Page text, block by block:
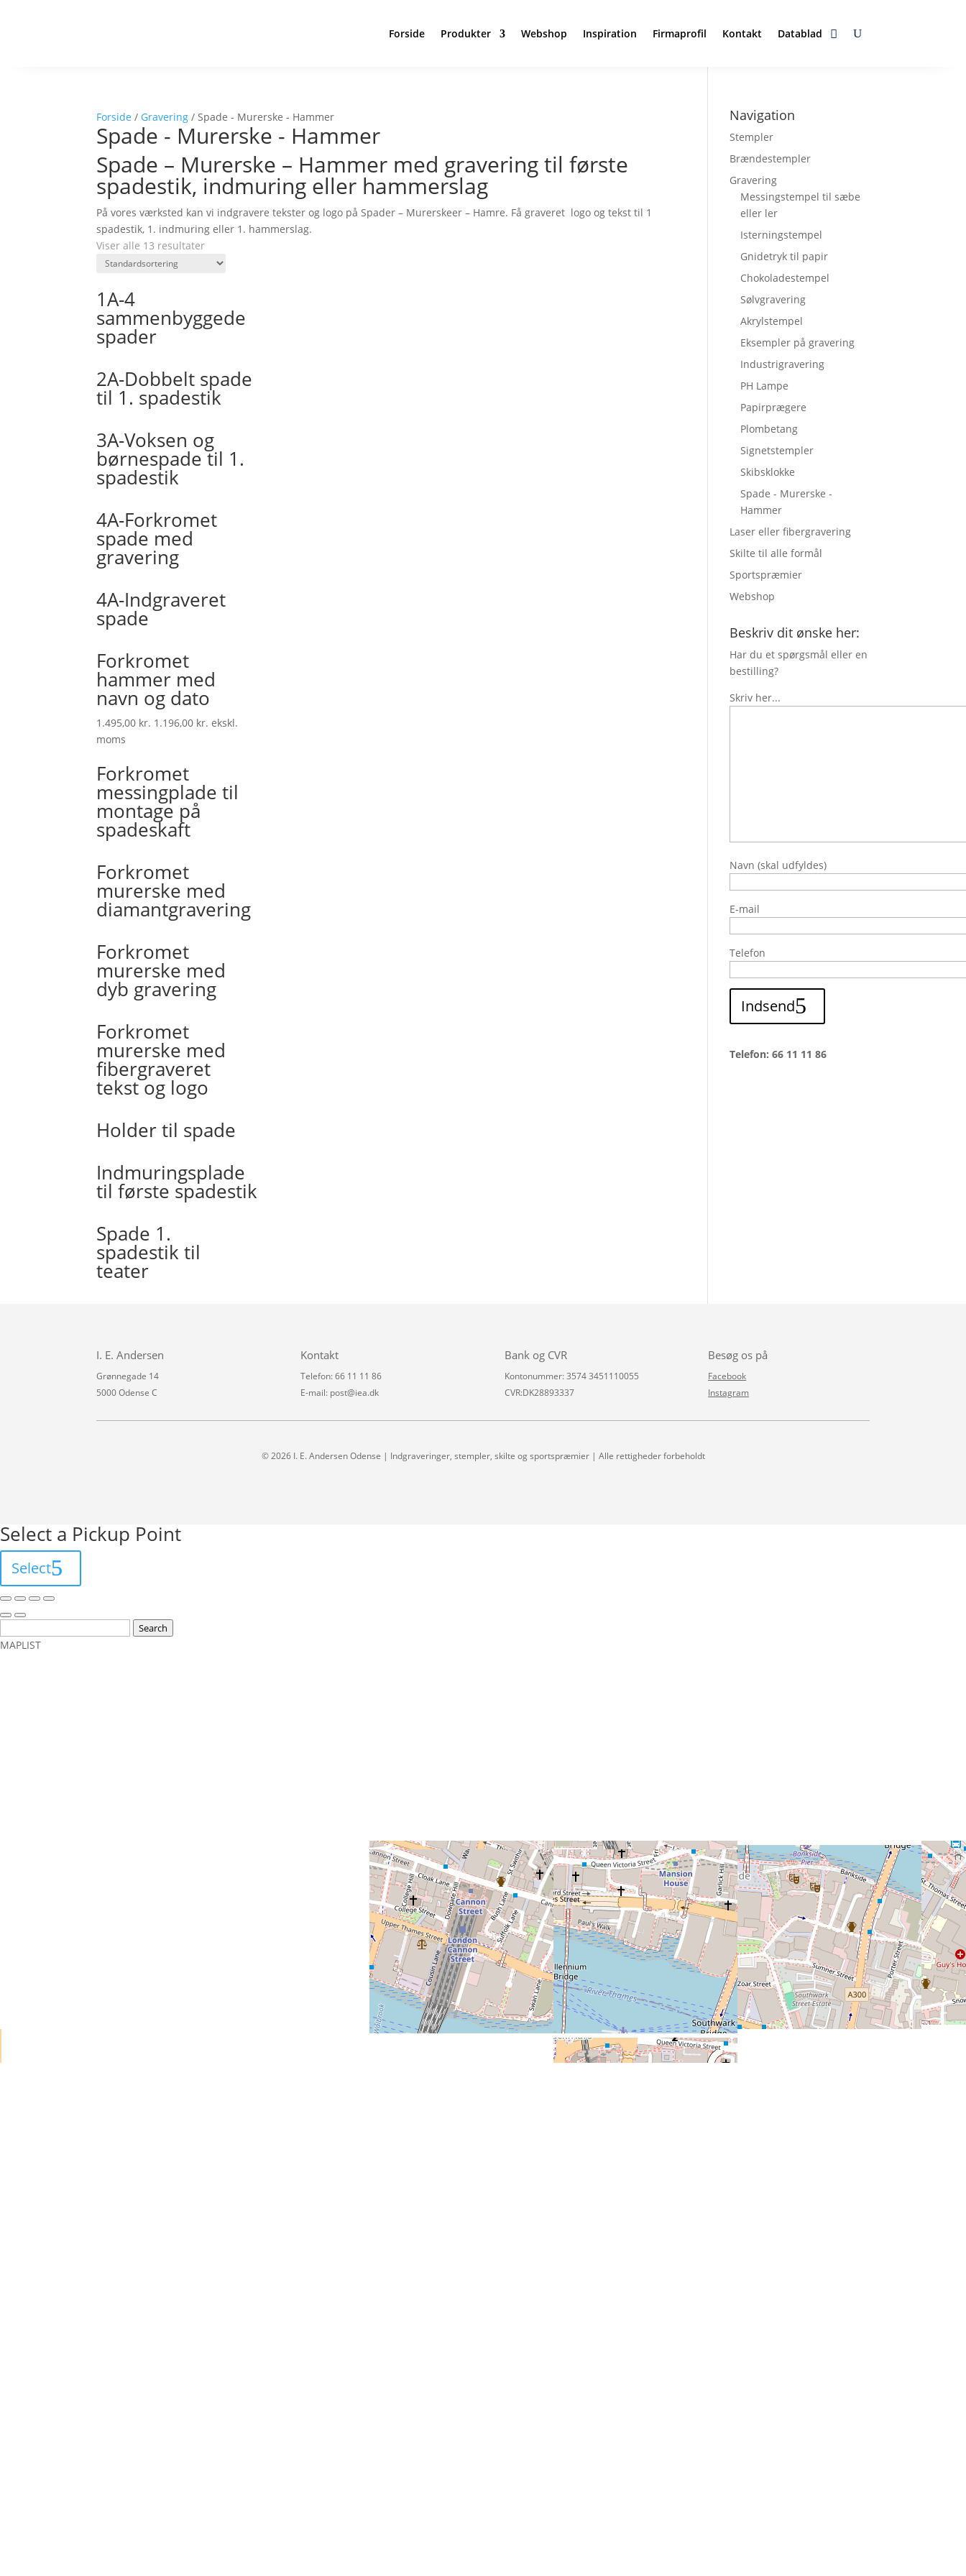
Forside Produkter Webshop Inspiration Firmaprofil Kontakt Datablad
Forside / Gravering / Spade - Murerske - Hammer
Spade - Murerske - Hammer
Spade – Murerske – Hammer med gravering til første
spadestik, indmuring eller hammerslag
På vores værksted kan vi indgravere tekster og logo på Spader – Murerskeer – Hamre. Få graveret logo og tekst til 1
spadestik, 1. indmuring eller 1. hammerslag.
Viser alle 13 resultater
1A-4
sammenbyggede
spader
2A-Dobbelt spade
til 1. spadestik
3A-Voksen og
børnespade til 1.
spadestik
4A-Forkromet
spade med
gravering
4A-Indgraveret
spade
Forkromet
hammer med
navn og dato
1.495,00 kr. 1.196,00 kr. ekskl.
moms
Forkromet
messingplade til
montage på
spadeskaft
Forkromet
murerske med
diamantgravering
Forkromet
murerske med
dyb gravering
Forkromet
murerske med
fibergraveret
tekst og logo
Holder til spade
Indmuringsplade
til første spadestik
Spade 1.
spadestik til
teater
Navigation
Stempler
Brændestempler
Gravering
Messingstempel til sæbe
eller ler
Isterningstempel
Gnidetryk til papir
Chokoladestempel
Sølvgravering
Akrylstempel
Eksempler på gravering
Industrigravering
PH Lampe
Papirprægere
Plombetang
Signetstempler
Skibsklokke
Spade - Murerske -
Hammer
Laser eller fibergravering
Skilte til alle formål
Sportspræmier
Webshop
Beskriv dit ønske her:
Har du et spørgsmål eller en
bestilling?
Skriv her...
Navn (skal udfyldes)
E-mail
Telefon
Indsend
Telefon: 66 11 11 86
I. E. Andersen
Grønnegade 14
5000 Odense C
Kontakt
Telefon: 66 11 11 86
E-mail: post@iea.dk
Bank og CVR
Kontonummer: 3574 3451110055
CVR:DK28893337
Besøg os på
Facebook
Instagram
© 2026 I. E. Andersen Odense | Indgraveringer, stempler, skilte og sportspræmier | Alle rettigheder forbeholdt
Select a Pickup Point
Select
Search
MAPLIST